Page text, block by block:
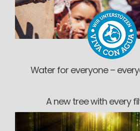
Water for everyone –
A new tree with every